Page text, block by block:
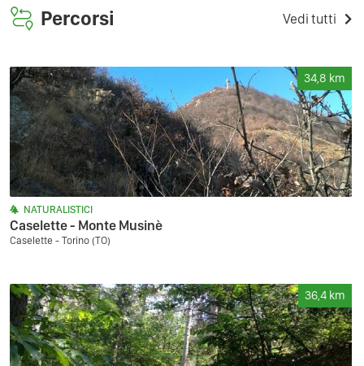
Percorsi Vedi tutti
34,8 km
NATURALISTICI
Caselette - Monte Musinè
Caselette - Torino (TO)
36,4 km